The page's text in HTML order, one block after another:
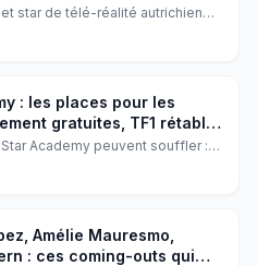
ansstar de télé-réalité autrichien
est décédé à 37 ans des
de la route. Une disparition
: les places pour les
gratuites, TF1 rétablit
Academy peuvent souffler :
insistantes, l'accès aux
gratuit. TF1 dément
Amélie Mauresmo,
: ces coming-outs qui